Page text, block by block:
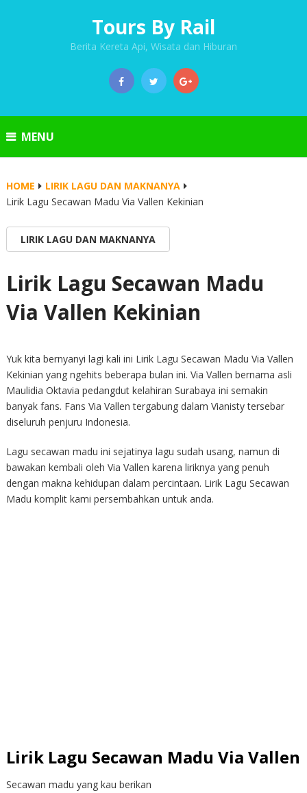
Tours By Rail
Berita Kereta Api, Wisata dan Hiburan
MENU
HOME
LIRIK LAGU DAN MAKNANYA
Lirik Lagu Secawan Madu Via Vallen Kekinian
LIRIK LAGU DAN MAKNANYA
Lirik Lagu Secawan Madu
Via Vallen Kekinian
Yuk kita bernyanyi lagi kali ini Lirik Lagu Secawan Madu Via Vallen
Kekinian yang ngehits beberapa bulan ini. Via Vallen bernama asli
Maulidia Oktavia pedangdut kelahiran Surabaya ini semakin
banyak fans. Fans Via Vallen tergabung dalam Vianisty tersebar
diseluruh penjuru Indonesia.
Lagu secawan madu ini sejatinya lagu sudah usang, namun di
bawakan kembali oleh Via Vallen karena liriknya yang penuh
dengan makna kehidupan dalam percintaan. Lirik Lagu Secawan
Madu komplit kami persembahkan untuk anda.
Lirik Lagu Secawan Madu Via Vallen
Secawan madu yang kau berikan